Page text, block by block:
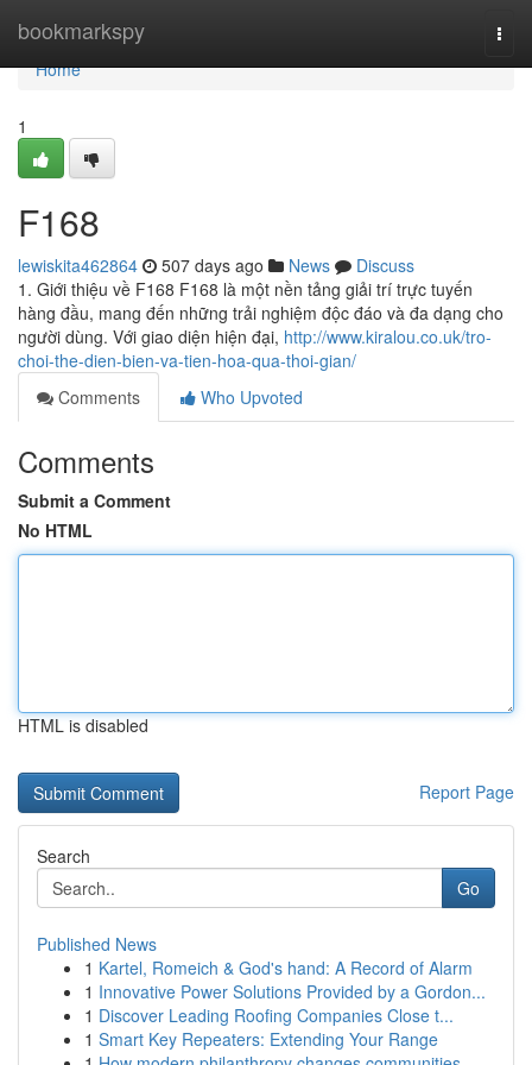
bookmarkspy
Home
Home
1
F168
lewiskita462864 507 days ago News
Discuss
1. Giới thiệu về F168 F168 là một nền tảng giải trí trực tuyến
hàng đầu, mang đến những trải nghiệm độc đáo và đa dạng cho
người dùng. Với giao diện hiện đại, http://www.kiralou.co.uk/tro-
choi-the-dien-bien-va-tien-hoa-qua-thoi-gian/
Comments
Who Upvoted
Comments
Submit a Comment
No HTML
HTML is disabled
Report Page
Search
Go
Published News
1 Kartel, Romeich & God's hand: A Record of Alarm
1 Innovative Power Solutions Provided by a Gordon...
1 Discover Leading Roofing Companies Close t...
1 Smart Key Repeaters: Extending Your Range